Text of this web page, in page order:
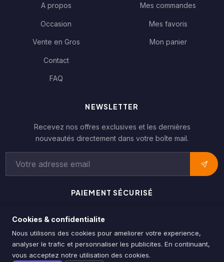
A propos
Occasion
Vente en Gros
Contact
FAQ
Mes commandes
Mes favoris
Mon panier
NEWSLETTER
Recevez nos offres exclusives et les dernières
nouveautés directement dans votre boîte mail.
PAIEMENT SÉCURISÉ
Cookies & confidentialite
Nous utilisons des cookies pour ameliorer votre experience,
analyser le trafic et personnaliser les publicites. En continuant,
vous acceptez notre utilisation des cookies.